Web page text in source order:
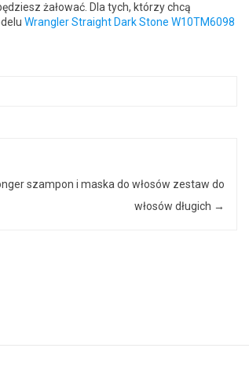
żałować. Dla tych, którzy chcą
Wrangler Straight Dark Stone W10TM6098
szampon i maska do włosów zestaw do
włosów długich →